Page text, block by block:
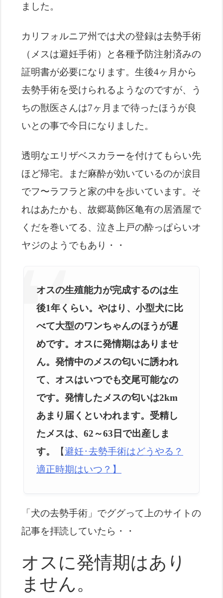
ました。
カリフォルニア州では犬の登録は去勢手術
（メスは避妊手術）と各種予防注射済みの
証明書が必要になります。生後4ヶ月から
去勢手術を受けられるようなのですが、う
ちの獣医さんは7ヶ月まで待ったほうが良
いとの事で今日になりました。
透明なエリザベスカラーを付けてもらい先
ほど帰宅。まだ麻酔が効いているのか涙目
でフ〜ラフラと家の中を歩いています。そ
れはあたかも、故郷葛飾区亀有の居酒屋で
くだを巻いてる、泣き上戸の酔っぱらいオ
ヤジのようでもあり・・
オスの生殖能力が完成するのは生
後1年くらい。やはり、小型犬に比
べて大型のワンちゃんのほうが遅
めです。オスに発情期はありませ
ん。発情中のメスの匂いに誘われ
て、オスはいつでも交尾可能なの
です。発情したメスの匂いは2km
あまり届くといわれます。受精し
たメスは、62～63日で出産しま
す。
【避妊･去勢手術はどうやる？
適正時期はいつ？】
「犬の去勢手術」でググって上のサイトの
記事を拝読していたら・・
オスに発情期はあり
ません。